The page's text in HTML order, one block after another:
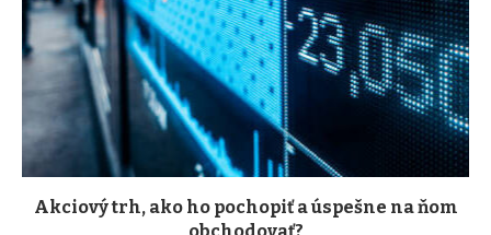
Akciový trh, ako ho pochopiť a úspešne na ňom